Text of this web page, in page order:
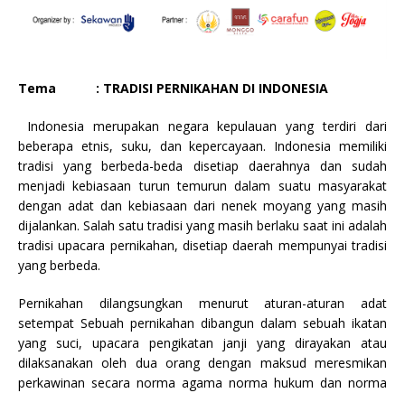
Tema : TRADISI PERNIKAHAN DI INDONESIA
Indonesia merupakan negara kepulauan yang terdiri dari
beberapa etnis, suku, dan kepercayaan. Indonesia memiliki
tradisi yang berbeda-beda disetiap daerahnya dan sudah
menjadi kebiasaan turun temurun dalam suatu masyarakat
dengan adat dan kebiasaan dari nenek moyang yang masih
dijalankan. Salah satu tradisi yang masih berlaku saat ini adalah
tradisi upacara pernikahan, disetiap daerah mempunyai tradisi
yang berbeda.
Pernikahan dilangsungkan menurut aturan-aturan adat
setempat Sebuah pernikahan dibangun dalam sebuah ikatan
yang suci, upacara pengikatan janji yang dirayakan atau
dilaksanakan oleh dua orang dengan maksud meresmikan
perkawinan secara norma agama norma hukum dan norma